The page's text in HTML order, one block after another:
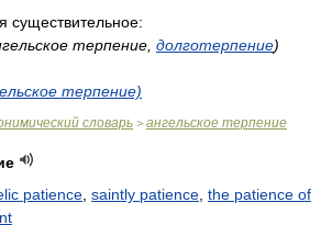
существительное:
терпение, долготерпение)
терпение)
словарь > ангельское терпение
patience saintly patience the patience of